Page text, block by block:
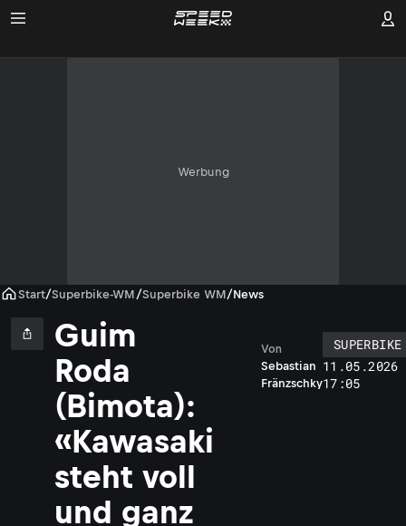
Werbung
Start/Superbike-WM /Superbike WM/News
Guim
Roda
(Bimota):
«Kawasaki
steht voll
und ganz
Sebastian
Fränzschky
Von
SUPERBIKE
17:05